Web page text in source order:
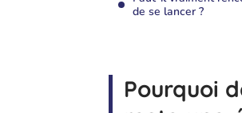
de se lancer ?
Pourquoi